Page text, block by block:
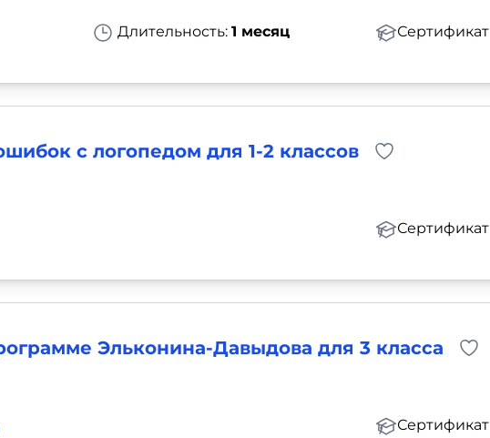
Длительность: 1 месяц Сертификат
с логопедом для 1-2 классов
Сертификат
Эльконина-Давыдова для 3 класса
Сертификат